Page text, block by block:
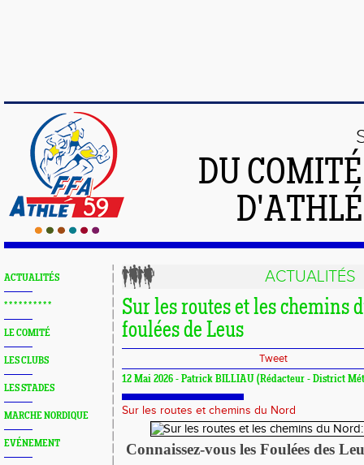
DU
ACTUALITÉS
* * * * * * * * * *
LE COMITÉ
LES CLUBS
LES STADES
MARCHE NORDIQUE
EVÉNEMENT
ACTUALITÉS
Sur les routes et les chemins
foulées de Leus
Tweet
12 Mai 2026 - Patrick BILLIAU (Rédacteur - District
Sur les routes et chemins du Nord
Connaissez-vous les Foulées des